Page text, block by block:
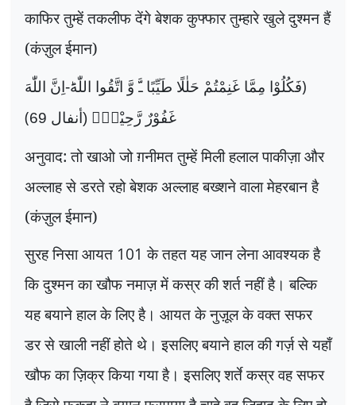
काफिर तुम्हें तकलीफ देंगे बेशक कुफ्फार तुम्हारे खुले दुश्मन हैं
(कंज़ुल ईमान)
)فَكُلُوْا مِمَّا غَنِمْتُمْ حَلٰلًا طَیِّبًاﳲ وَّ اتَّقُوا اللّٰهَؕ-اِنَّ اللّٰهَ
غَفُوْرٌ رَّحِیْمٌ۠ (أنفال 69
(
अनुवाद: तो खाओ जो ग़नीमत तुम्हें मिली हलाल पाकीज़ा और
अल्लाह से डरते रहो बेशक अल्लाह बख्शने वाला मेहरबान है
(कंज़ुल ईमान)
सुरह निसा आयत 101 के तहत यह जान लेना आवश्यक है
कि दुश्मन का खौफ नमाज़ में कस्र की शर्त नहीं है। बल्कि
यह बयाने हाल के लिए है। आयत के नुज़ूल के वक्त सफर
डर से खाली नहीं होते थे। इसलिए बयाने हाल की गर्ज़ से यहाँ
खौफ का ज़िक्र किया गया है। इसलिए शर्ते कस्र वह सफर